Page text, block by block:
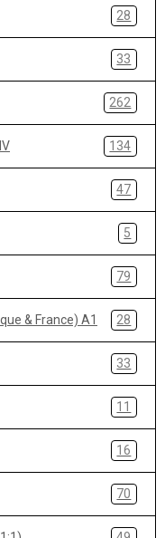
28
33
262
134
47
5
79
& France) A1 28
33
11
16
70